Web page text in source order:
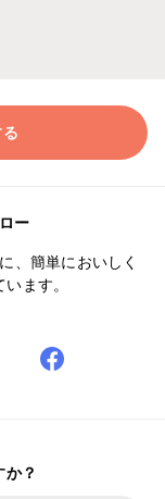
ー
、簡単においしく
ます。
か？